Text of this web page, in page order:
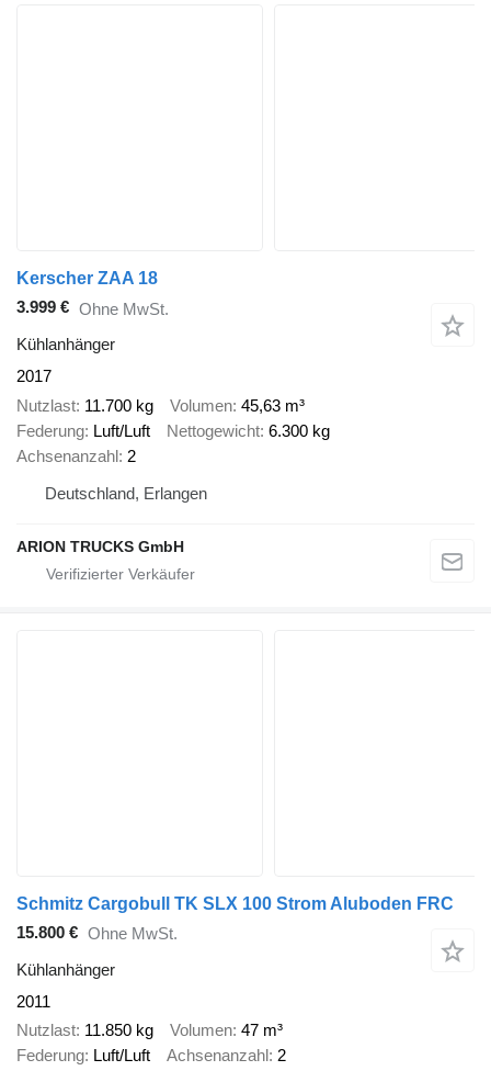
Kerscher ZAA 18
3.999 € Ohne MwSt.
Kühlanhänger
2017
Nutzlast 11.700 kg Volumen 45,63 m³
Federung Luft/Luft Nettogewicht 6.300 kg
Achsenanzahl 2
Deutschland, Erlangen
ARION TRUCKS GmbH
Schmitz Cargobull TK SLX 100 Strom Aluboden FRC
15.800 € Ohne MwSt.
Kühlanhänger
2011
Nutzlast 11.850 kg Volumen 47 m³
Federung Luft/Luft Achsenanzahl 2